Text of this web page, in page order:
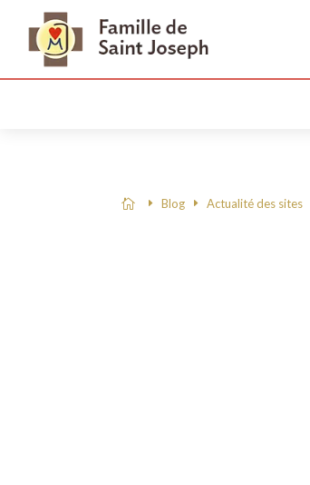
 Blog Actualité des sites